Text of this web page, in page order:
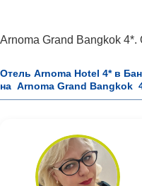
Arnoma Grand Bangkok
Отель Arnoma Hotel 4* в
на Arnoma Grand Bangkok